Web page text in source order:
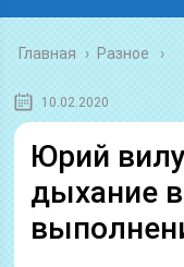
Главная › Разное
10.02.2020
Юрий
дыхание